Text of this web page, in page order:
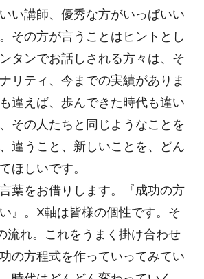
い講師、優秀な方がいっぱいい
その方が言うことはヒントとし
タンでお話しされる方々は、そ
リティ、今までの実績がありま
違えば、歩んできた時代も違い
その人たちと同じようなことを
違うこと、新しいことを、どん
ほしいです。
葉をお借りします。『成功の方
』。X軸は皆様の個性です。そ
流れ。これをうまく掛け合わせ
の方程式を作っていってみてい